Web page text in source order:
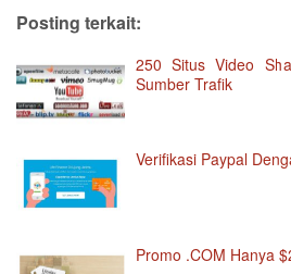
Posting terkait:
250 Situs Video
Sumber Trafik
Verifikasi Paypal
Promo .COM Hanya